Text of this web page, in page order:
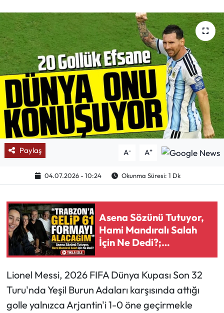
Paylaş A- A+
04.07.2026 - 10:24 Okunma Süresi: 1 Dk
Asena Sözünü Tutuyor,
Hami Mandıralı Salah
İçin Ne Dedi?;
“Trabzon’a Gelip 61
Lionel Messi, 2026 FIFA Dünya Kupası Son 32
Turu'nda Yeşil Burun Adaları karşısında attığı
golle yalnızca Arjantin'i 1-0 öne geçirmekle
Mektup Galeri
Röportaj
Manşet
Köşe Yazıları
Karikatür Galeri
BIK
Mektup Galeri
Ekonomi
Sağlık
Turizm